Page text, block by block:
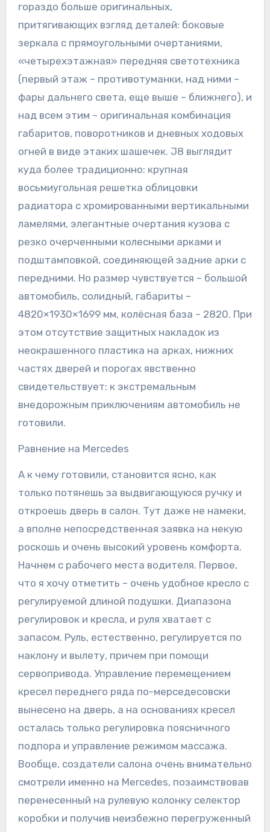
гораздо больше оригинальных,
притягивающих взгляд деталей: боковые
зеркала с прямоугольными очертаниями,
«четырехэтажная» передняя светотехника
(первый этаж – противотуманки, над ними –
фары дальнего света, еще выше – ближнего), и
над всем этим – оригинальная комбинация
габаритов, поворотников и дневных ходовых
огней в виде этаких шашечек. J8 выглядит
куда более традиционно: крупная
восьмиугольная решетка облицовки
радиатора с хромированными вертикальными
ламелями, элегантные очертания кузова с
резко очерченными колесными арками и
подштамповкой, соединяющей задние арки с
передними. Но размер чувствуется – большой
автомобиль, солидный, габариты –
4820×1930×1699 мм, колёсная база – 2820. При
этом отсутствие защитных накладок из
неокрашенного пластика на арках, нижних
частях дверей и порогах явственно
свидетельствует: к экстремальным
внедорожным приключениям автомобиль не
готовили.
Равнение на Mercedes
А к чему готовили, становится ясно, как
только потянешь за выдвигающуюся ручку и
откроешь дверь в салон. Тут даже не намеки,
а вполне непосредственная заявка на некую
роскошь и очень высокий уровень комфорта.
Начнем с рабочего места водителя. Первое,
что я хочу отметить – очень удобное кресло с
регулируемой длиной подушки. Диапазона
регулировок и кресла, и руля хватает с
запасом. Руль, естественно, регулируется по
наклону и вылету, причем при помощи
сервопривода. Управление перемещением
кресел переднего ряда по-мерседесовски
вынесено на дверь, а на основаниях кресел
осталась только регулировка поясничного
подпора и управление режимом массажа.
Вообще, создатели салона очень внимательно
смотрели именно на Mercedes, позаимствовав
перенесенный на рулевую колонку селектор
коробки и получив неизбежно перегруженный